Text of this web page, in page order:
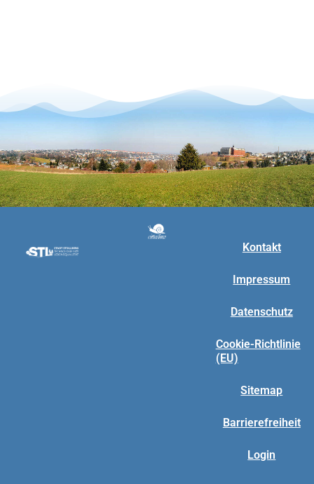
Kontakt
Impressum
Datenschutz
Cookie-Richtlinie
(EU)
Sitemap
Barrierefreiheit
Login